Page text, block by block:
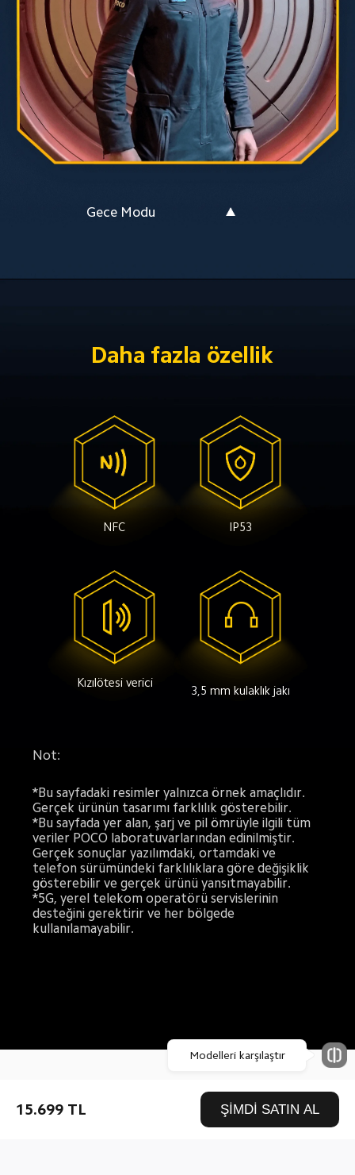
15.699 TL ŞİMDİ SATIN AL
Gece Modu
Daha fazla özellik
NFC IP53
Kızılötesi verici
3,5 mm kulaklık jakı
Not:
*Bu sayfadaki resimler yalnızca örnek amaçlıdır.
Gerçek ürünün tasarımı farklılık gösterebilir.
*Bu sayfada yer alan, şarj ve pil ömrüyle ilgili tüm
veriler POCO laboratuvarlarından edinilmiştir.
Gerçek sonuçlar yazılımdaki, ortamdaki ve
telefon sürümündeki farklılıklara göre değişiklik
gösterebilir ve gerçek ürünü yansıtmayabilir.
*5G, yerel telekom operatörü servislerinin
desteğini gerektirir ve her bölgede
kullanılamayabilir.